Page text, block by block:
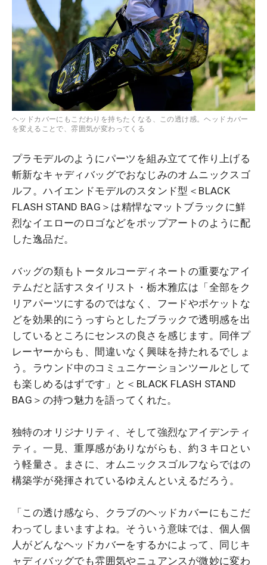
ヘッドカバーにもこだわりを持ちたくなる、この透け感。ヘッドカバー
を変えることで、雰囲気が変わってくる
プラモデルのようにパーツを組み立てて作り上げる
斬新なキャディバッグでおなじみのオムニックスゴ
ルフ。ハイエンドモデルのスタンド型＜BLACK
FLASH STAND BAG＞は精悍なマットブラックに鮮
烈なイエローのロゴなどをポップアートのように配
した逸品だ。
バッグの類もトータルコーディネートの重要なアイ
テムだと話すスタイリスト・栃木雅広は「全部をク
リアパーツにするのではなく、フードやポケットな
どを効果的にうっすらとしたブラックで透明感を出
しているところにセンスの良さを感じます。同伴プ
レーヤーからも、間違いなく興味を持たれるでしょ
う。ラウンド中のコミュニケーションツールとして
も楽しめるはずです」と＜BLACK FLASH STAND
BAG＞の持つ魅力を語ってくれた。
独特のオリジナリティ、そして強烈なアイデンティ
ティ。一見、重厚感がありながらも、約３キロとい
う軽量さ。まさに、オムニックスゴルフならではの
構築学が発揮されているゆえんといえるだろう。
「この透け感なら、クラブのヘッドカバーにもこだ
わってしまいますよね。そういう意味では、個人個
人がどんなヘッドカバーをするかによって、同じキ
ャディバッグでも雰囲気やニュアンスが微妙に変わ